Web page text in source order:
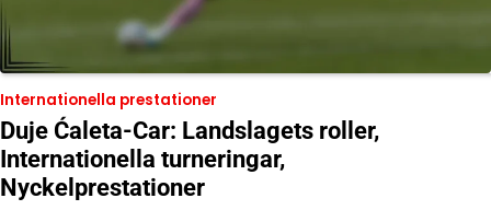
Internationella prestationer
Duje Ćaleta-Car: Landslagets roller,
Internationella turneringar,
Nyckelprestationer